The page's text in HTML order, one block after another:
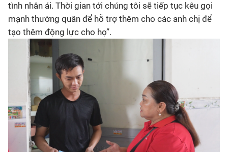
tình nhân ái. Thời gian tới chúng tôi sẽ tiếp tục kêu gọi
mạnh thường quân để hỗ trợ thêm cho các anh chị để
tạo thêm động lực cho họ”.